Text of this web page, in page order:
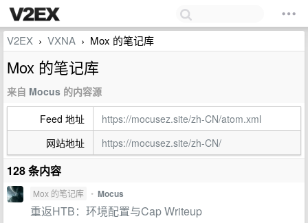
V2EX › VXNA › Mox 的笔记库
Mox 的笔记库
来自 Mocus 的内容源
Feed 地址
https://mocusez.site/zh-CN/atom.xml
网站地址
https://mocusez.site/zh-CN/
128 条内容
Mox 的笔记库 • Mocus
重返HTB：环境配置与Cap Writeup